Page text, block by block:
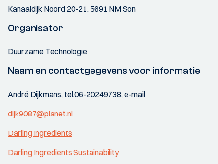
Kanaaldijk Noord 20-21, 5691 NM Son
Organisator
Duurzame Technologie
Naam en contactgegevens voor informatie
André Dijkmans, tel.06-20249738, e-mail
dijk9087@planet.nl
Darling Ingredients
Darling Ingredients Sustainability